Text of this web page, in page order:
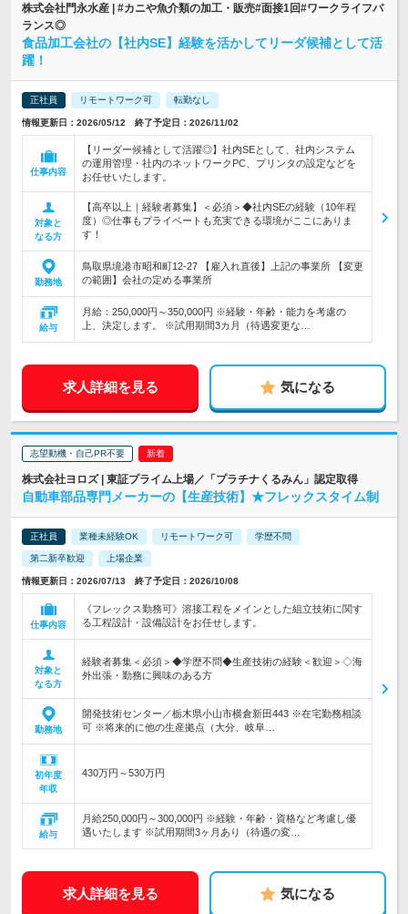
株式会社門永水産 | #カニや魚介類の加工・販売#面接1回#ワークライフバ
ランス◎
食品加工会社の【社内SE】経験を活かしてリーダ候補として活
躍！
正社員 リモートワーク可 転勤なし
情報更新日：2026/05/12 終了予定日：2026/11/02
仕事内容
【リーダー候補として活躍◎】社内SEとして、社内システム
の運用管理・社内のネットワークPC、プリンタの設定などを
お任せいたします。
対象と
なる方
【高卒以上｜経験者募集】＜必須＞◆社内SEの経験（10年程
度）◎仕事もプライベートも充実できる環境がここにありま
す！
勤務地
鳥取県境港市昭和町12-27 【雇入れ直後】上記の事業所 【変更
の範囲】会社の定める事業所
給与
月給：250,000円～350,000円 ※経験・年齢・能力を考慮の
上、決定します。 ※試用期間3カ月（待遇変更な…
求人詳細を見る 気になる
志望動機・自己PR不要
株式会社ヨロズ | 東証プライム上場／「プラチナくるみん」認定取得
自動車部品専門メーカーの【生産技術】★フレックスタイム制
正社員 業種未経験OK リモートワーク可 学歴不問
第二新卒歓迎 上場企業
情報更新日：2026/07/13 終了予定日：2026/10/08
仕事内容
《フレックス勤務可》溶接工程をメインとした組立技術に関す
る工程設計・設備設計をお任せします。
対象と
なる方
経験者募集＜必須＞◆学歴不問◆生産技術の経験＜歓迎＞◇海
外出張・勤務に興味のある方
勤務地
開発技術センター／栃木県小山市横倉新田443 ※在宅勤務相談
可 ※将来的に他の生産拠点（大分、岐阜…
初年度
年収
430万円～530万円
給与
月給250,000円～300,000円 ※経験・年齢・資格など考慮し優
遇いたします ※試用期間3ヶ月あり（待遇の変…
求人詳細を見る 気になる